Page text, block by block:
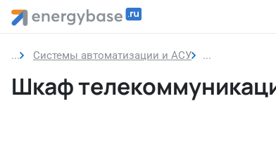
Системы автоматизации и АСУ Шкаф
Шкаф